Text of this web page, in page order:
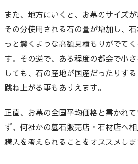
また、地方にいくと、お墓のサイズが
その分使用される石の量が増加し、
っと驚くような高額見積もりがでて
す。その逆で、ある程度の都会で小
しても、石の産地が国産だったりす
跳ね上がる事もありえます。
正直、お墓の全国平均価格と書かれ
ず、何社かの墓石販売店・石材店へ
購入を考えられることをオススメしま